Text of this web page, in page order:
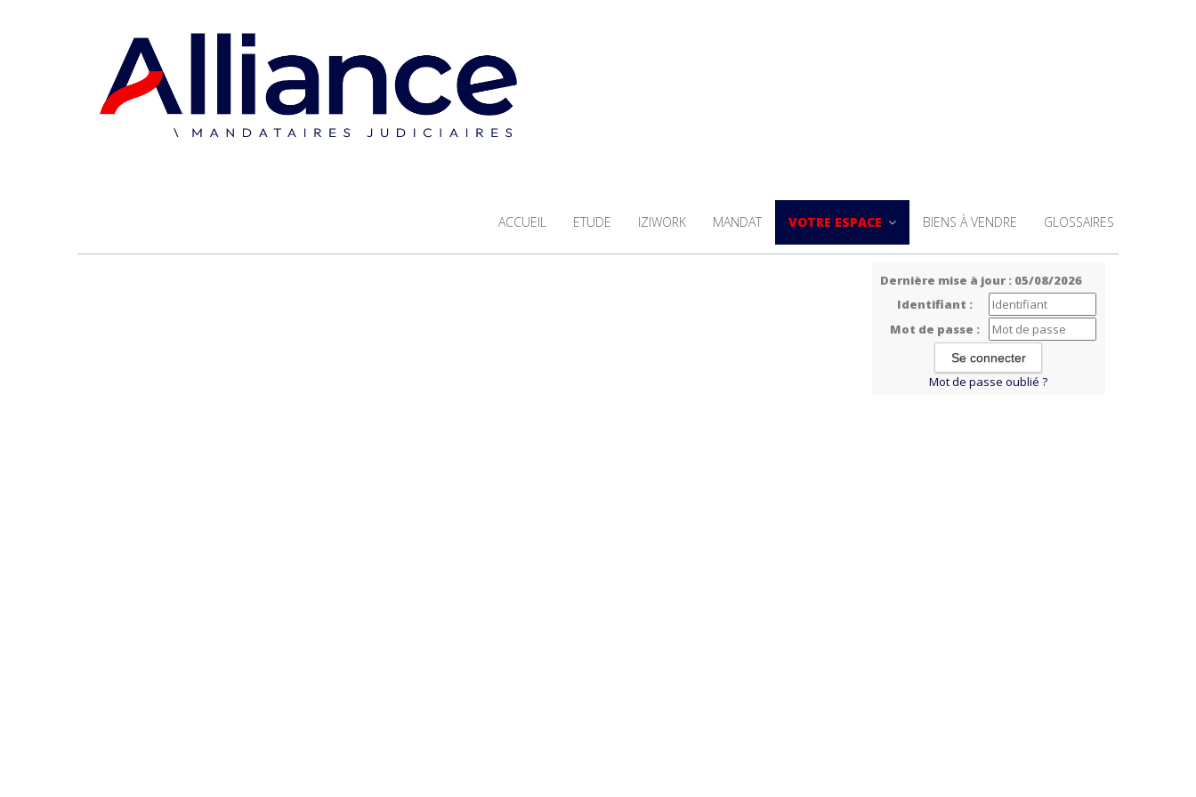
ACCUEIL ETUDE IZIWORK MANDAT VOTRE ESPACE BIENS À VENDRE GLOSSAIRES
Dernière mise à jour : 05/08/2026
Identifiant :
Mot de passe :
Mot de passe oublié ?